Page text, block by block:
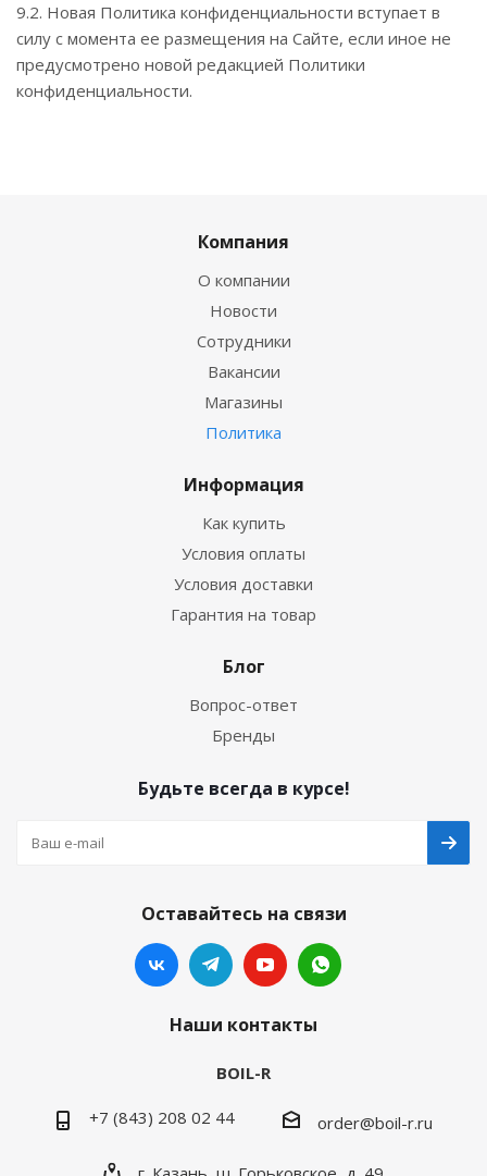
9.2. Новая Политика конфиденциальности вступает в
силу с момента ее размещения на Сайте, если иное не
предусмотрено новой редакцией Политики
конфиденциальности.
Компания
О компании
Новости
Сотрудники
Вакансии
Магазины
Политика
Информация
Как купить
Условия оплаты
Условия доставки
Гарантия на товар
Блог
Вопрос-ответ
Бренды
Будьте всегда в курсе!
Оставайтесь на связи
Наши контакты
BOIL-R
+7 (843) 208 02 44 order@boil-r.ru